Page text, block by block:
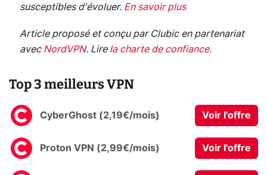
susceptibles d'évoluer. En savoir plus
Article proposé et conçu par Clubic en partenariat
avec NordVPN. Lire la charte de confiance.
Top 3 meilleurs VPN
CyberGhost (2,19€/mois) Voir l'offre
Proton VPN (2,99€/mois) Voir l'offre